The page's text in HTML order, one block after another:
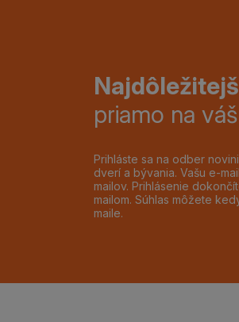
priamo na
Prihláste sa na odber
dverí a bývania. Vašu e-
mailov. Prihlásenie
mailom. Súhlas môžete
maile.